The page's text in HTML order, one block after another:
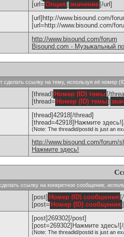
[url= Опция ] значение [/url]
[url]http://www.bisound.com/
[url=http://www.bisound.com/
http://www.bisound.com/forum
Bisound.com - Музыкальный
сделать ссылку на тему, используя её номер
[thread] Номер (ID) темы [/
[thread= Номер (ID) темы]
[thread]42918[/thread]
[thread=42918]Нажмите
(Note: The threadid/postid is just an
http://www.bisound.com/forum/
Нажмите здесь!
ссылку на конкретное сообщение,
[post] Номер (ID) сообщения
[post= Номер (ID) сообщения ]
[post]269302[/post]
[post=269302]Нажмите
(Note: The threadid/postid is just an